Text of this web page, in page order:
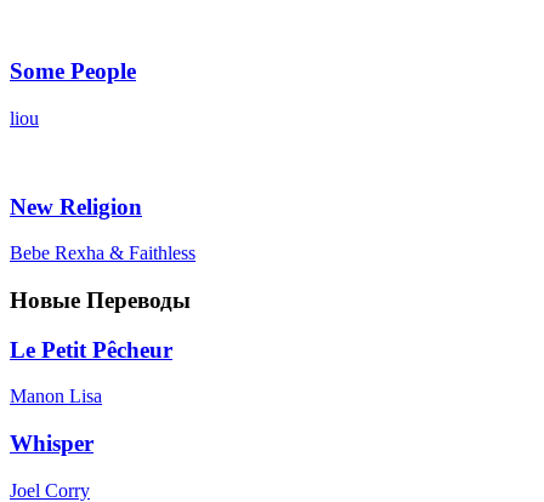
Some People
liou
New Religion
Bebe Rexha & Faithless
Новые Переводы
Le Petit Pêcheur
Manon Lisa
Whisper
Joel Corry